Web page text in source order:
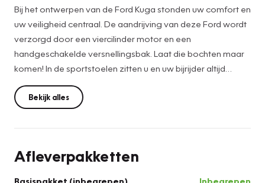
Bij het ontwerpen van de Ford Kuga stonden uw comfort en
uw veiligheid centraal. De aandrijving van deze Ford wordt
verzorgd door een viercilinder motor en een
handgeschakelde versnellingsbak. Laat die bochten maar
komen! In de sportstoelen zitten u en uw bijrijder altijd
goed! Tot de uitrusting behoren ook 18 inch lichtmetalen
velgen, sportonderstel, halflederen bekleding, LED-
dagrijverlichting, in delen neerklapbare achterbank en
Ingebouwde spraakbediening maakt het mogelijk om de
Bekijk alles
Afleverpakketten
Basispakket (inbegrepen)
Inbegrepen